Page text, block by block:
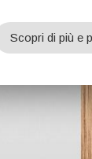
Scopri di più e